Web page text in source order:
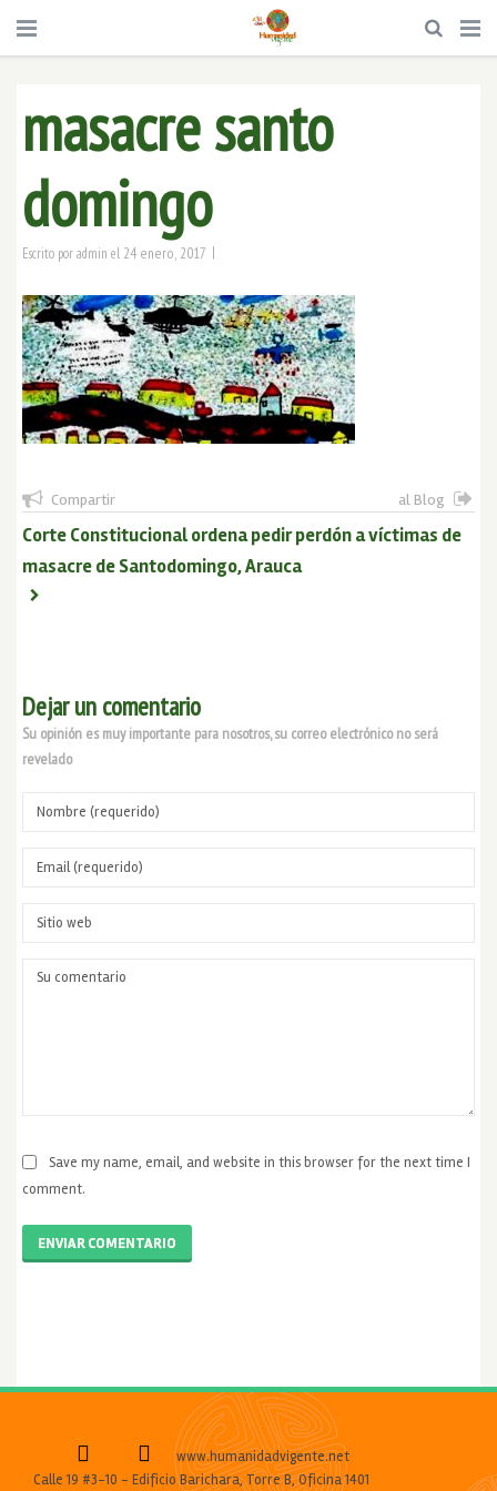
masacre santo
domingo
Escrito poradmin el 24 enero, 2017 |
Compartir al Blog
Corte Constitucional ordena pedir perdón a víctimas de
masacre de Santodomingo, Arauca
Dejar un comentario
Su opinión es muy importante para nosotros, su correo electrónico no será
revelado
Save my name, email, and website in this browser for the next time I
comment.
ENVIAR COMENTARIO
www.humanidadvigente.net
Calle 19 #3-10 - Edificio Barichara, Torre B, Oficina 1401